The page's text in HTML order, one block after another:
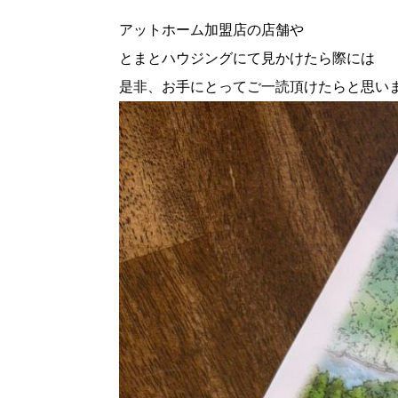
アットホーム加盟店の店舗や
とまとハウジングにて見かけたら際には
是非、お手にとってご一読頂けたらと思い